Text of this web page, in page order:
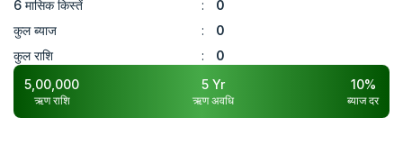
6 मासिक किस्तें
:
0
कुल ब्याज
:
0
कुल राशि
:
0
5,00,000
ऋण राशि
5 Yr
ऋण अवधि
10%
ब्याज दर